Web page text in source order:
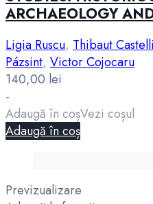
ARCHAEOLOGY
Ligia Ruscu, Thibaut Castelli
Pázsint, Victor Cojocaru
140,00 lei
-
Adaugă în coșVezi coșul
Adaugă în coș
Previzualizare